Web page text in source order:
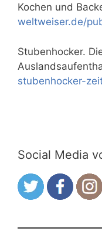
Kochen und
weltweiser.de/
Stubenhocker.
stubenhocker-
Social Media